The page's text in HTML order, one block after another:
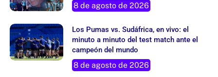
8 de agosto de 2026
Los Pumas vs. Sudáfrica, en vivo: el
minuto a minuto del test match ante el
campeón del mundo
8 de agosto de 2026